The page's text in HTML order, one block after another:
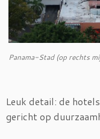
Panama-Stad (op rechts
Leuk detail: de
gericht op